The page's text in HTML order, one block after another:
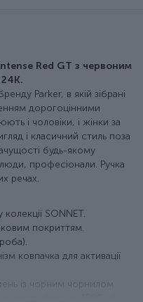
Red GT з червоним
Parker, в якій зібрані
дорогоцінними
і чоловіки, і жінки за
і класичний стиль поза
будь-якому
професіонали. Ручка
речах.
SONNET.
покриттям.
ковпачка для активації
із чорним чорнилом